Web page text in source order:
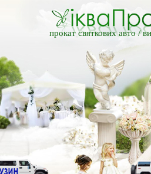
прокат святкових авто /